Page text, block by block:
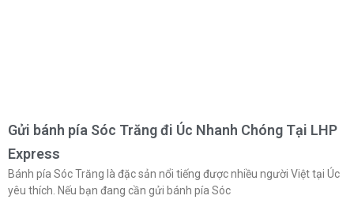
Gửi bánh pía Sóc Trăng đi Úc Nhanh Chóng Tại LHP
Express
Bánh pía Sóc Trăng là đặc sản nổi tiếng được nhiều người Việt tại Úc
yêu thích. Nếu bạn đang cần gửi bánh pía Sóc